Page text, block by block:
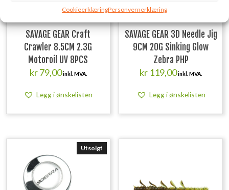
CookieerklæringPersonvernerklæring
SAVAGE GEAR Craft
Crawler 8.5CM 2.3G
Motoroil UV 8PCS
kr79,00inkl. MVA.
Legg i ønskelisten
SAVAGE GEAR 3D Needle Jig
9CM 20G Sinking Glow
Zebra PHP
kr 119,00inkl. MVA.
Legg i ønskelisten
Utsolgt